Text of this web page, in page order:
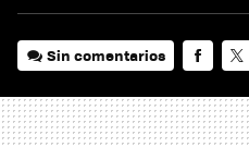
Sin comentarios